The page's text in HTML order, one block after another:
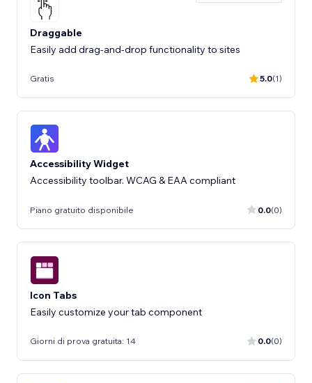
Draggable
Easily add drag-and-drop functionality to sites
Gratis 5.0(1)
Accessibility Widget
Accessibility toolbar. WCAG & EAA compliant
Piano gratuito disponibile 0.0(0)
Icon Tabs
Easily customize your tab component
Giorni di prova gratuita: 14 0.0(0)